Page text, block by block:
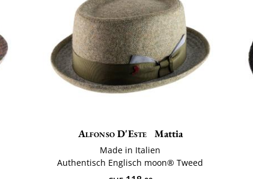
Alfonso D'Este Mattia
Made in Italien
Authentisch Englisch moon® Tweed